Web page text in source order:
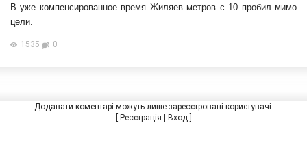
В уже компенсированное время Жиляев метров с 10 пробил мимо
цели.
1535 0
Додавати коментарі можуть лише зареєстровані користувачі.
Реєстрація Вход]